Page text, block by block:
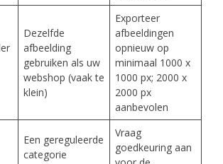
Dezelfde
afbeelding
gebruiken als uw
webshop (vaak te
klein)
Exporteer
afbeeldingen
opnieuw op
minimaal 1000 x
1000 px; 2000 x
2000 px
aanbevolen
Een gereguleerde
categorie
Vraag
goedkeuring aan